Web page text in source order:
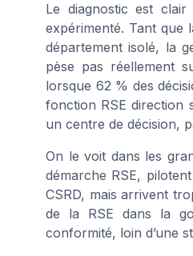
Le diagnostic est
expérimenté. Tant que
département isolé, la
pèse pas réellement
lorsque 62 % des
fonction RSE direction
un centre de décision,
On le voit dans les
démarche RSE,
CSRD, mais arrivent
de la RSE dans la
conformité, loin d’une